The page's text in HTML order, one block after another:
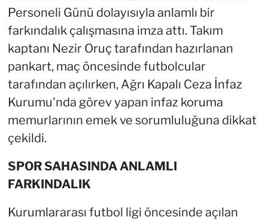
Personeli Günü dolayısıyla anlamlı bir
farkındalık çalışmasına imza attı. Takım
kaptanı Nezir Oruç tarafından hazırlanan
pankart, maç öncesinde futbolcular
tarafından açılırken, Ağrı Kapalı Ceza İnfaz
Kurumu'nda görev yapan infaz koruma
memurlarının emek ve sorumluluğuna dikkat
çekildi.
SPOR SAHASINDA ANLAMLI
FARKINDALIK
Kurumlararası futbol ligi öncesinde açılan